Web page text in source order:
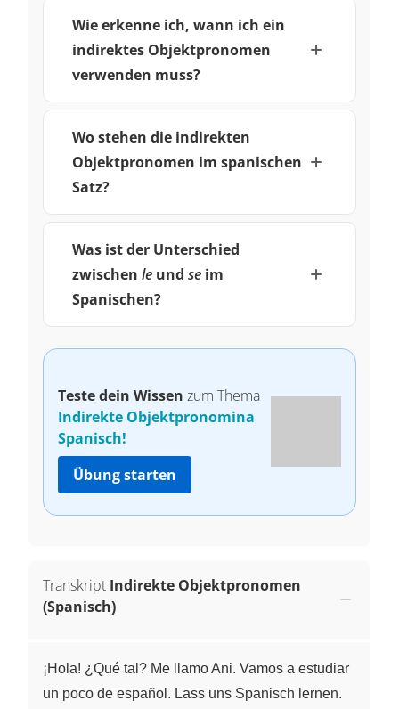
Wie erkenne ich, wann ich ein
indirektes Objektpronomen
verwenden muss?
Wo stehen die indirekten
Objektpronomen im spanischen
Satz?
Was ist der Unterschied
zwischen le und se im
Spanischen?
Teste dein Wissen zum Thema
Indirekte Objektpronomina
Spanisch!
Übung starten
Transkript Indirekte Objektpronomen
(Spanisch)
¡Hola! ¿Qué tal? Me llamo Ani. Vamos a estudiar
un poco de español. Lass uns Spanisch lernen.